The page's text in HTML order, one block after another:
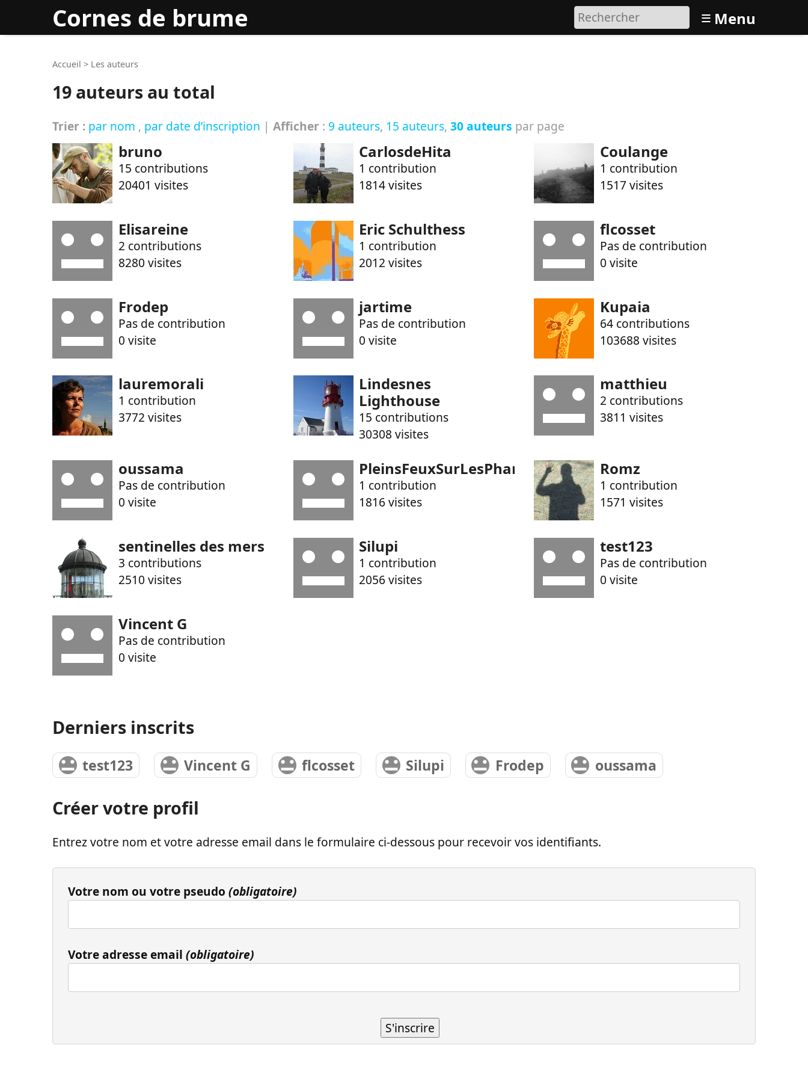
Cornes de brume ≡ Menu
Accueil > Les auteurs
19 auteurs au total
Trier : par nom , par date d’inscription | Afficher : 9 auteurs, 15 auteurs, 30 auteurs par page
bruno
15 contributions
20401 visites
CarlosdeHita
1 contribution
1814 visites
Coulange
1 contribution
1517 visites
Elisareine
2 contributions
8280 visites
Eric Schulthess
1 contribution
2012 visites
flcosset
Pas de contribution
0 visite
Frodep
Pas de contribution
0 visite
jartime
Pas de contribution
0 visite
Kupaia
64 contributions
103688 visites
lauremorali
1 contribution
3772 visites
Lindesnes
Lighthouse
15 contributions
30308 visites
matthieu
2 contributions
3811 visites
oussama
Pas de contribution
0 visite
PleinsFeuxSurLesPhares
1 contribution
1816 visites
Romz
1 contribution
1571 visites
sentinelles des mers
3 contributions
2510 visites
Silupi
1 contribution
2056 visites
test123
Pas de contribution
0 visite
Vincent G
Pas de contribution
0 visite
Derniers inscrits
test123 Vincent G flcosset Silupi Frodep oussama
Créer votre profil
Entrez votre nom et votre adresse email dans le formulaire ci-dessous pour recevoir vos identifiants.
Votre nom ou votre pseudo (obligatoire)
Votre adresse email (obligatoire)